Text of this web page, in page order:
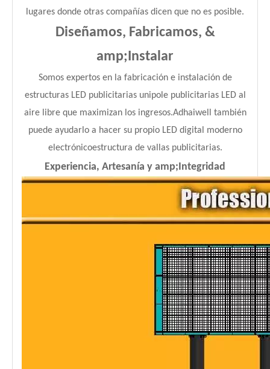
lugares donde otras compañías dicen que no es posible.
Diseñamos, Fabricamos, &
amp;Instalar
Somos expertos en la fabricación e instalación de
estructuras LED publicitarias unipole publicitarias LED al
aire libre que maximizan los ingresos.Adhaiwell también
puede ayudarlo a hacer su propio LED digital moderno
electrónicoestructura de vallas publicitarias.
Experiencia, Artesanía y amp;Integridad